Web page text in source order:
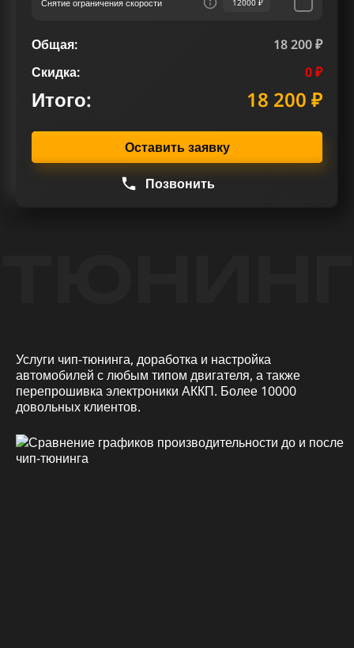
Снятие ограничения скорости 12000 ₽
Общая:
18 200 ₽
Скидка:
0 ₽
Итого: 18 200 ₽
Оставить заявку
Позвонить
Услуги чип-тюнинга, доработка и настройка
автомобилей с любым типом двигателя, а также
перепрошивка электроники АККП. Более 10000
довольных клиентов.